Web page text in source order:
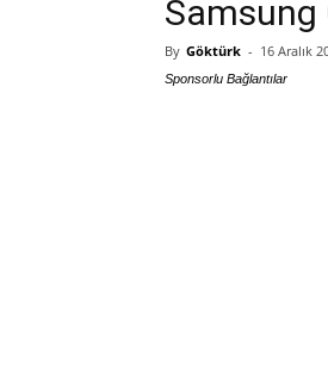
Samsung
By Göktürk - 16 Aralık
Sponsorlu Bağlantılar